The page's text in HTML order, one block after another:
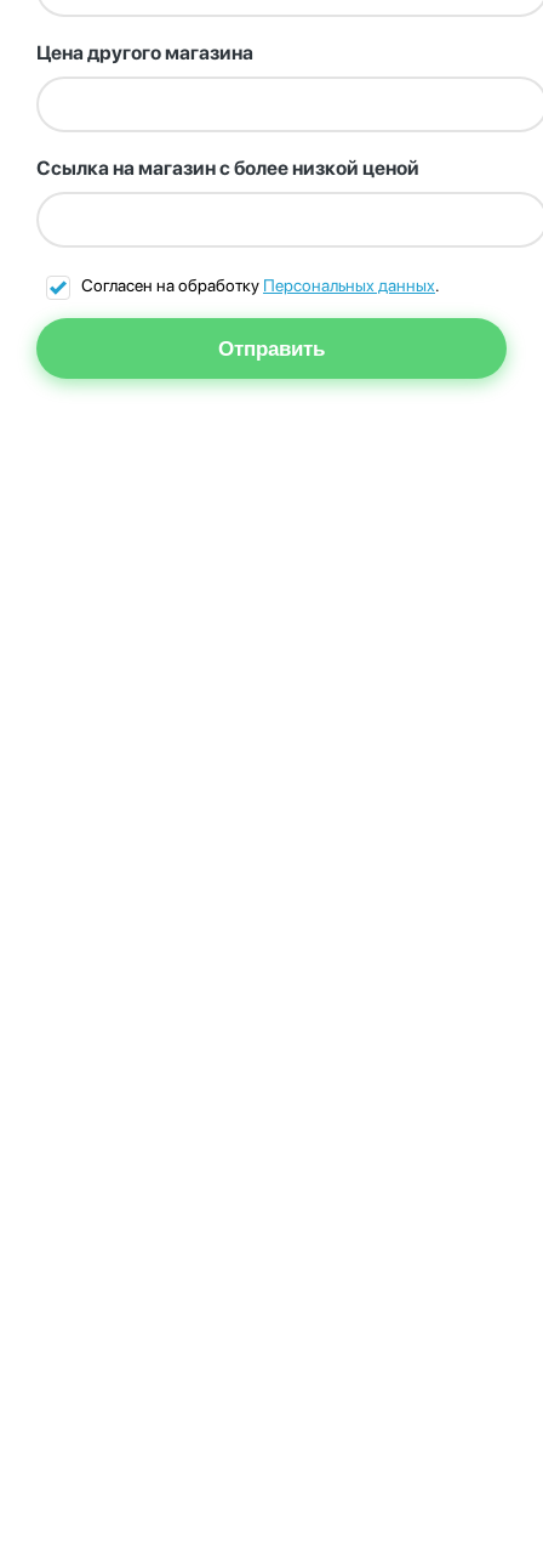
Цена другого магазина
Ссылка на магазин с более низкой ценой
Согласен на обработку Персональных данных.
Отправить